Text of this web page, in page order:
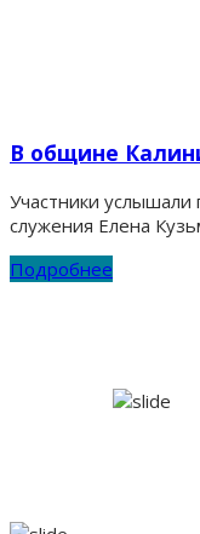
В общине
Участники услышали
служения Елена
Подробнее